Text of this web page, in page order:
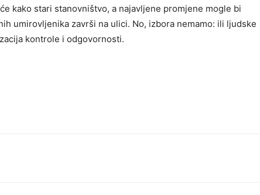
kako stari stanovništvo, a najavljene promjene mogle bi
umirovljenika završi na ulici. No, izbora nemamo: ili ljudske
kontrole i odgovornosti.